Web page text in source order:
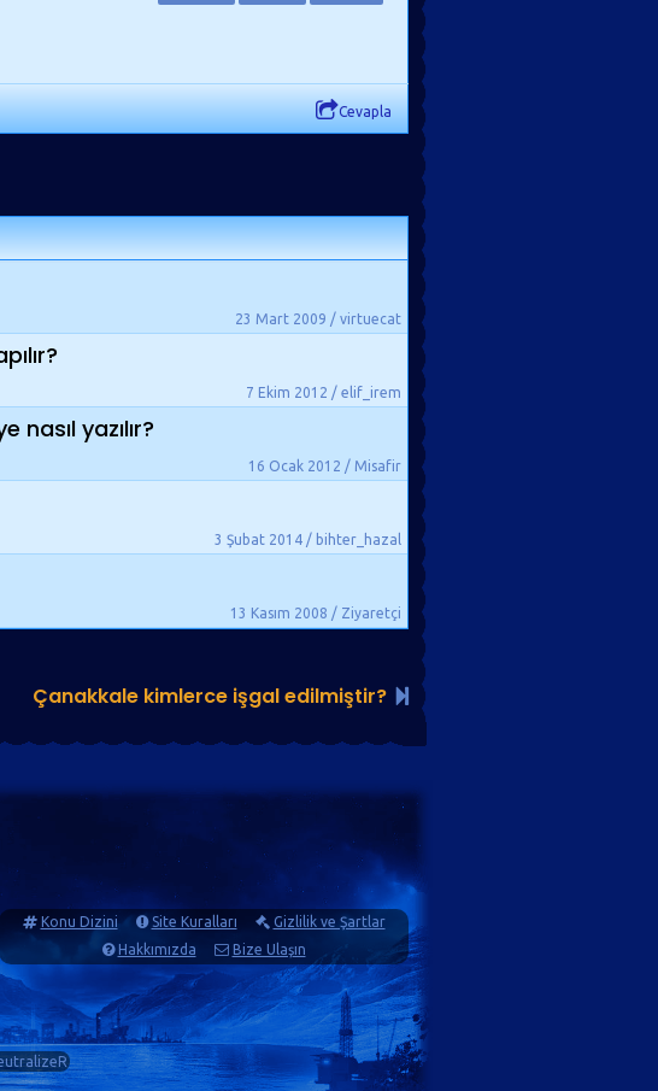
Cevapla
23 Mart 2009 / virtuecat
7 Ekim 2012 / elif_irem
yazılır?
16 Ocak 2012 / Misafir
3 Şubat 2014 / bihter_hazal
13 Kasım 2008 / Ziyaretçi
Çanakkale kimlerce işgal edilmiştir?
Konu Dizini Site Kuralları
Gizlilik ve Şartlar
Hakkımızda
Bize Ulaşın